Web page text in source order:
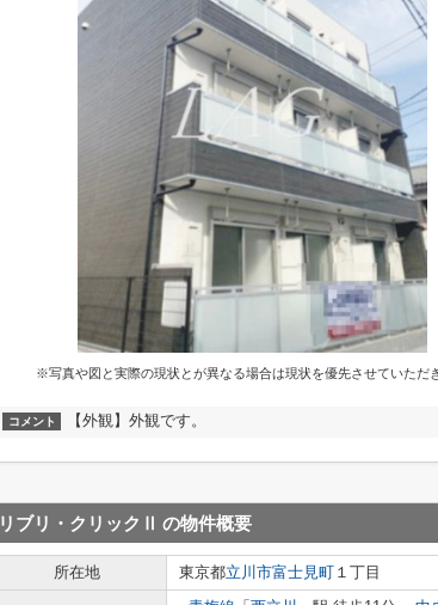
※写真や図と実際の現状とが異なる場合は現状を優先させていただ
コメント 【外観】外観です。
リブリ・クリックⅡ の物件概要
所在地 東京都立川市富士見町 １丁目